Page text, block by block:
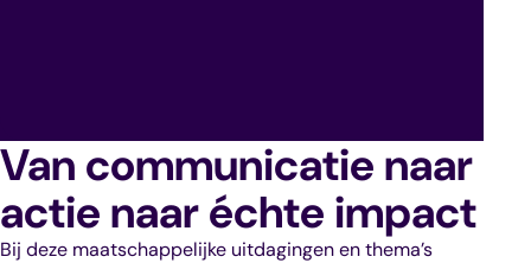
Van communicatie naar
actie naar échte impact
Bij deze maatschappelijke uitdagingen en thema’s